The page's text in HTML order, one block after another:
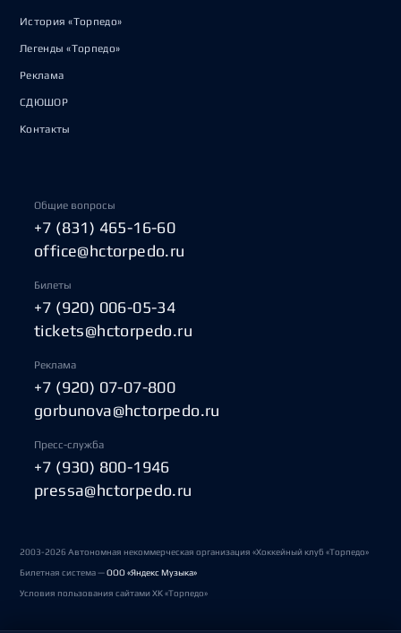
История «Торпедо»
Легенды «Торпедо»
Реклама
СДЮШОР
Контакты
Общие вопросы
+7 (831) 465-16-60
office@hctorpedo.ru
Билеты
+7 (920) 006-05-34
tickets@hctorpedo.ru
Реклама
+7 (920) 07-07-800
gorbunova@hctorpedo.ru
Пресс-служба
+7 (930) 800-1946
pressa@hctorpedo.ru
2003-2026 Автономная некоммерческая организация «Хоккейный клуб «Торпедо»
Билетная система —ООО «Яндекс Музыка»
Условия пользования сайтами ХК «Торпедо»